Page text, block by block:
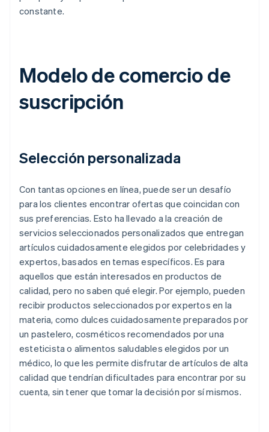
constante.
Modelo de comercio de
suscripción
Selección personalizada
Con tantas opciones en línea, puede ser un desafío
para los clientes encontrar ofertas que coincidan con
sus preferencias. Esto ha llevado a la creación de
servicios seleccionados personalizados que entregan
artículos cuidadosamente elegidos por celebridades y
expertos, basados en temas específicos. Es para
aquellos que están interesados en productos de
calidad, pero no saben qué elegir. Por ejemplo, pueden
recibir productos seleccionados por expertos en la
materia, como dulces cuidadosamente preparados por
un pastelero, cosméticos recomendados por una
esteticista o alimentos saludables elegidos por un
médico, lo que les permite disfrutar de artículos de alta
calidad que tendrían dificultades para encontrar por su
cuenta, sin tener que tomar la decisión por sí mismos.